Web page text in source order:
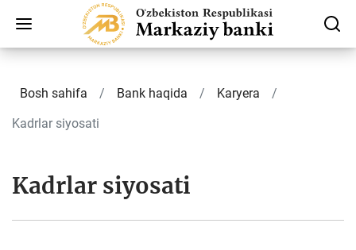
Bosh sahifa Bank haqida
Karyera
Kadrlar siyosati
Kadrlar siyosati